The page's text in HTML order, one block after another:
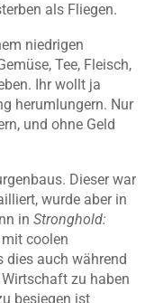
als Fliegen.
niedrigen
Tee, Fleisch,
Ihr wollt ja
herumlungern. Nur
und ohne Geld
Dieser war
wurde aber in
in Stronghold:
coolen
dies auch während
zu haben
besiegen ist